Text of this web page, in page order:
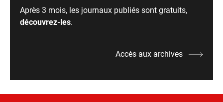
Après 3 mois, les journaux publiés sont gratuits,
découvrez-les.
Accès aux archives